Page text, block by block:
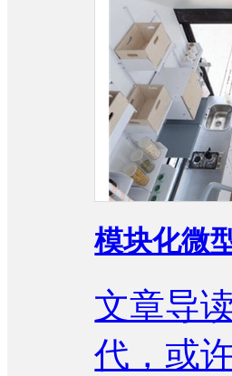
模块化微
文章导
代，或